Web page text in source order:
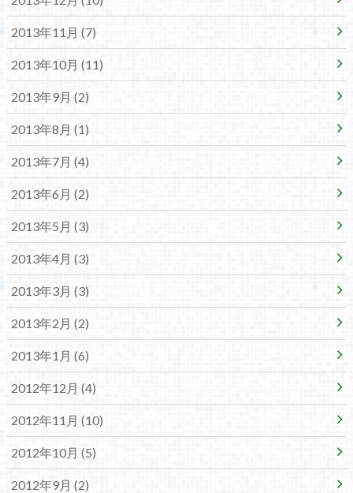
2013年11月 (7)
2013年10月 (11)
2013年9月 (2)
2013年8月 (1)
2013年7月 (4)
2013年6月 (2)
2013年5月 (3)
2013年4月 (3)
2013年3月 (3)
2013年2月 (2)
2013年1月 (6)
2012年12月 (4)
2012年11月 (10)
2012年10月 (5)
2012年9月 (2)